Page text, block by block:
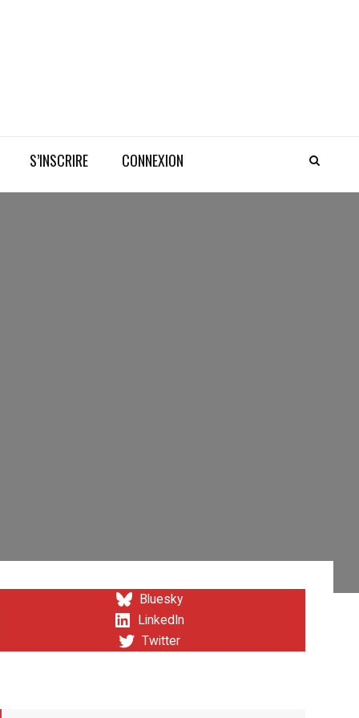
S’INSCRIRE CONNEXION
Bluesky
LinkedIn
Twitter